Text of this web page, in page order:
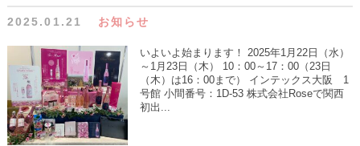
2025.01.21 お知らせ
いよいよ始まります！ 2025年1月22日（水）
～1月23日（木） 10：00～17：00（23日
（木）は16：00まで） インテックス大阪 1
号館 小間番号：1D-53 株式会社Roseで関西
初出...